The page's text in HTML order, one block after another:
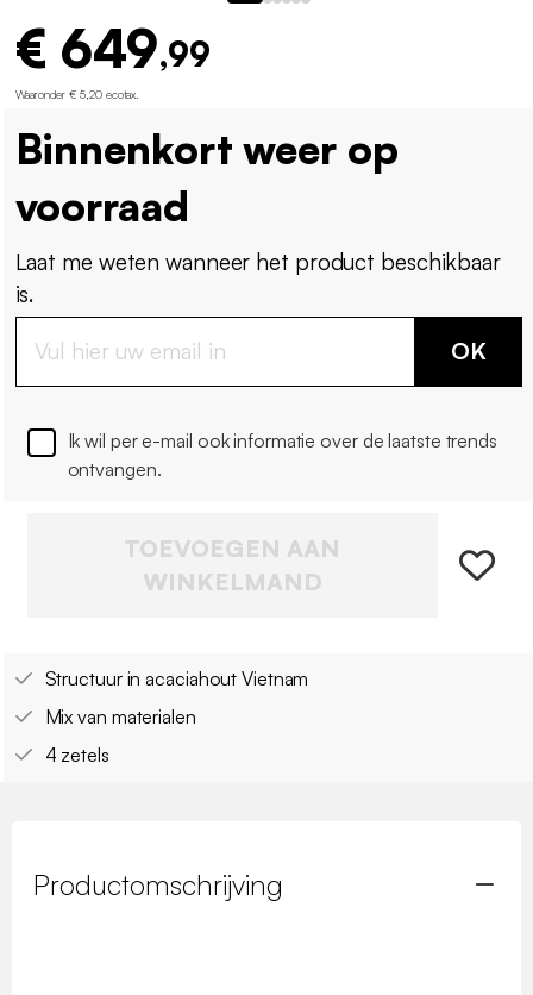
€ 649,99
Waaronder € 5,20 ecotax
Binnenkort weer op
voorraad
Laat me weten wanneer het product beschikbaar
is.
OK
Ik wil per e-mail ook informatie over de laatste trends
ontvangen.
TOEVOEGEN AAN
WINKELMAND
Structuur in acaciahout Vietnam
Mix van materialen
4 zetels
Productomschrijving